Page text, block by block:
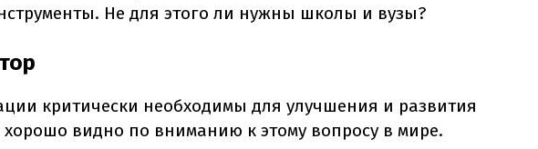
Не для этого ли нужны школы и вузы?
критически необходимы для улучшения и развития
видно по вниманию к этому вопросу в мире.